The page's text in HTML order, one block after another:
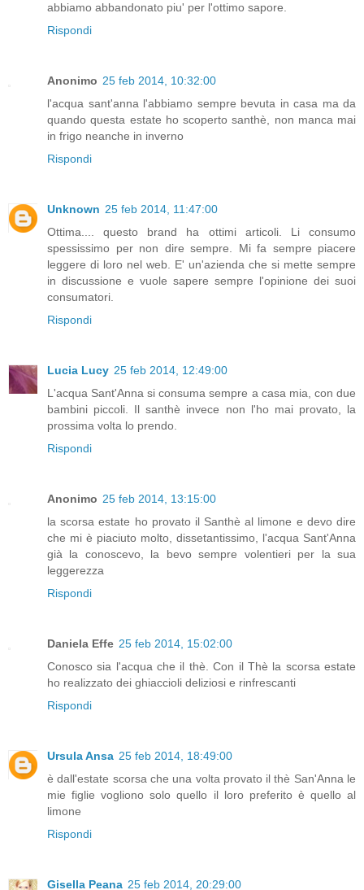
abbiamo abbandonato piu' per l'ottimo sapore.
Rispondi
Anonimo 25 feb 2014, 10:32:00
l'acqua sant'anna l'abbiamo sempre bevuta in casa ma da
quando questa estate ho scoperto santhè, non manca mai
in frigo neanche in inverno
Rispondi
Unknown 25 feb 2014, 11:47:00
Ottima.... questo brand ha ottimi articoli. Li consumo
spessissimo per non dire sempre. Mi fa sempre piacere
leggere di loro nel web. E' un'azienda che si mette sempre
in discussione e vuole sapere sempre l'opinione dei suoi
consumatori.
Rispondi
Lucia Lucy 25 feb 2014, 12:49:00
L'acqua Sant'Anna si consuma sempre a casa mia, con due
bambini piccoli. Il santhè invece non l'ho mai provato, la
prossima volta lo prendo.
Rispondi
Anonimo 25 feb 2014, 13:15:00
la scorsa estate ho provato il Santhè al limone e devo dire
che mi è piaciuto molto, dissetantissimo, l'acqua Sant'Anna
già la conoscevo, la bevo sempre volentieri per la sua
leggerezza
Rispondi
Daniela Effe 25 feb 2014, 15:02:00
Conosco sia l'acqua che il thè. Con il Thè la scorsa estate
ho realizzato dei ghiaccioli deliziosi e rinfrescanti
Rispondi
Ursula Ansa 25 feb 2014, 18:49:00
è dall'estate scorsa che una volta provato il thè San'Anna le
mie figlie vogliono solo quello il loro preferito è quello al
limone
Rispondi
Gisella Peana 25 feb 2014, 20:29:00